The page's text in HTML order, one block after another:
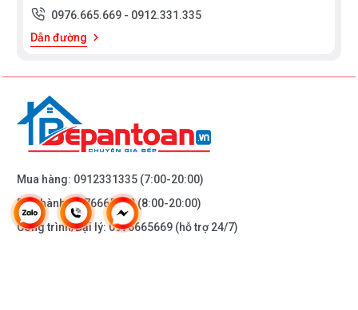
0976.665.669 - 0912.331.335
Dẫn đường
Mua hàng: 0912331335 (7:00-20:00)
Bảo hành:0976665669(8:00-20:00)
Công trình/Đại lý:0976665669 (hỗ trợ 24/7)